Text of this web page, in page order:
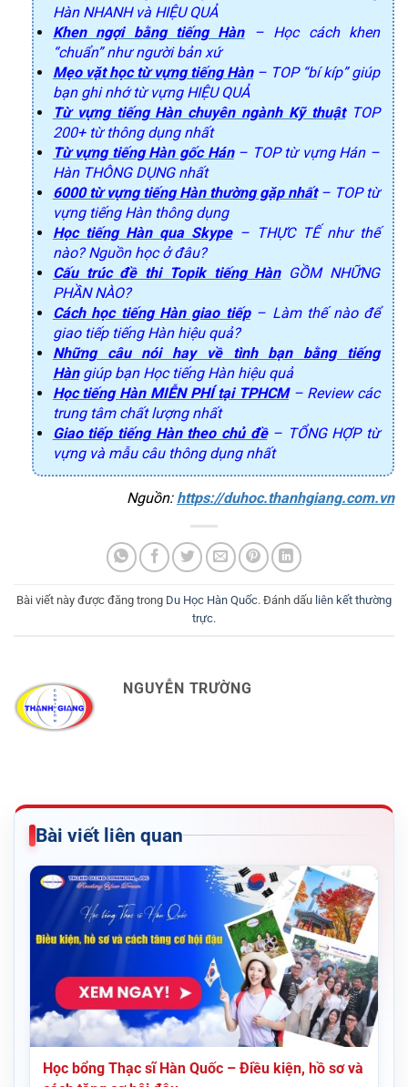
Hàn NHANH và HIỆU QUẢ
Khen ngợi bằng tiếng Hàn– Học cách khen
“chuẩn” như người bản xứ
Mẹo vặt học từ vựng tiếng Hàn– TOP “bí kíp” giúp
bạn ghi nhớ từ vựng HIỆU QUẢ
Từ vựng tiếng Hàn chuyên ngành Kỹ thuậtTOP
200+ từ thông dụng nhất
Từ vựng tiếng Hàn gốc Hán– TOP từ vựng Hán –
Hàn THÔNG DỤNG nhất
6000 từ vựng tiếng Hàn thường gặp nhất– TOP từ
vựng tiếng Hàn thông dụng
Học tiếng Hàn qua Skype– THỰC TẾ như thế
nào? Nguồn học ở đâu?
Cấu trúc đề thi Topik tiếng HànGỒM NHỮNG
PHẦN NÀO?
Cách học tiếng Hàn giao tiếp– Làm thế nào để
giao tiếp tiếng Hàn hiệu quả?
Những câu nói hay về tình bạn bằng tiếng
Hàngiúp bạn Học tiếng Hàn hiệu quả
Học tiếng Hàn MIỄN PHÍ tại TPHCM– Review các
trung tâm chất lượng nhất
Giao tiếp tiếng Hàn theo chủ đề– TỔNG HỢP từ
vựng và mẫu câu thông dụng nhất
Nguồn: https://duhoc.thanhgiang.com.vn
Bài viết này được đăng trong Du Học Hàn Quốc. Đánh dấu liên kết thường
trực.
NGUYỄN TRƯỜNG
Bài viết liên quan
Học bổng Thạc sĩ Hàn Quốc – Điều kiện, hồ sơ và